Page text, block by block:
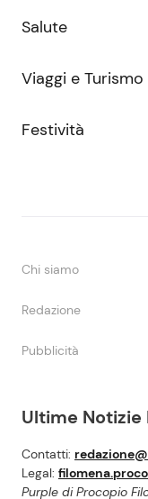
Ultime Notizie
Contatti:
Legal:
Purple di Procopio
Salute
Viaggi e Turismo
Festività
Chi siamo
Redazione
Pubblicità